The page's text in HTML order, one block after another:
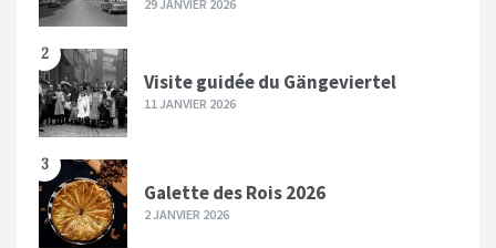
29 JANVIER 2026
2
Visite guidée du Gängeviertel
11 JANVIER 2026
3
Galette des Rois 2026
2 JANVIER 2026